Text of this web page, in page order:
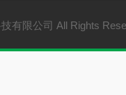
技有限公司 All Rights